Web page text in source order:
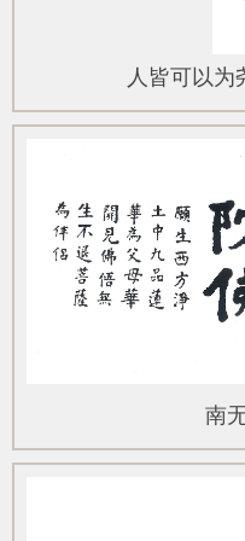
人皆可以为
南